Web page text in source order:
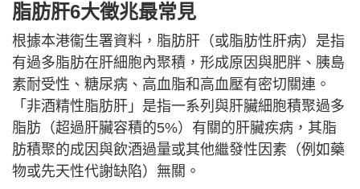
脂肪肝6大徵兆最常見
根據本港衞生署資料，脂肪肝（或脂肪性肝病）是指
有過多脂肪在肝細胞內聚積，形成原因與肥胖、胰島
素耐受性、糖尿病、高血脂和高血壓有密切關連。
「非酒精性脂肪肝」是指一系列與肝臟細胞積聚過多
脂肪（超過肝臟容積的5%）有關的肝臟疾病，其脂
肪積聚的成因與飲酒過量或其他繼發性因素（例如藥
物或先天性代謝缺陷）無關。